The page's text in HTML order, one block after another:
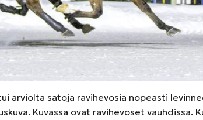
arviolta satoja ravihevosia nopeasti
Kuvassa ovat ravihevoset vauhdissa.